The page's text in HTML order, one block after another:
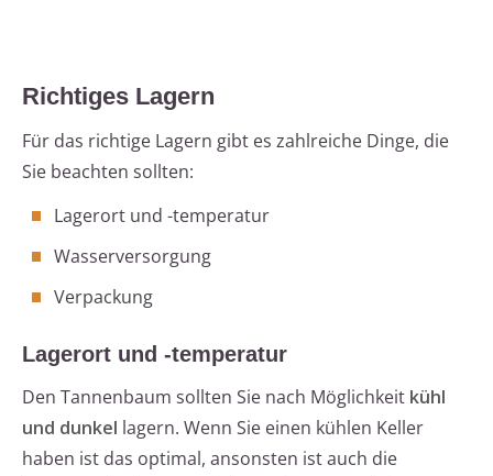
Richtiges Lagern
Für das richtige Lagern gibt es zahlreiche Dinge, die
Sie beachten sollten:
Lagerort und -temperatur
Wasserversorgung
Verpackung
Lagerort und -temperatur
Den Tannenbaum sollten Sie nach Möglichkeit kühl
und dunkel lagern. Wenn Sie einen kühlen Keller
haben ist das optimal, ansonsten ist auch die